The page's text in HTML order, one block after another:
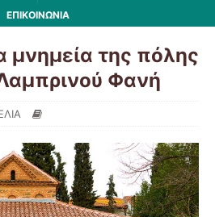
ΕΠΙΚΟΙΝΩΝΙΑ
μνημεία της πόλης
Φανή